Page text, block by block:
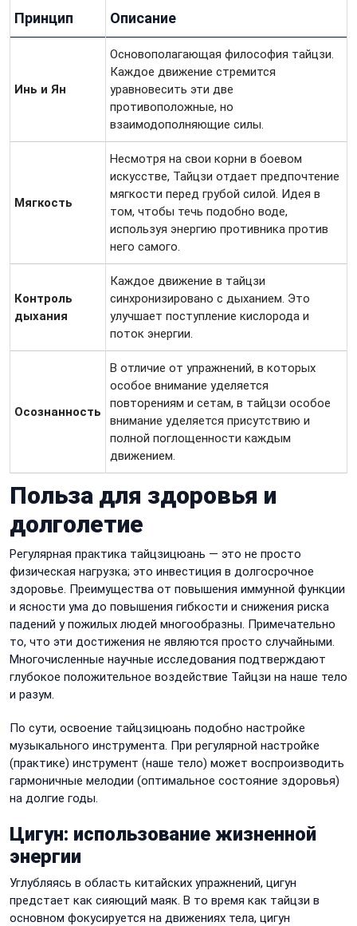
Принцип Описание
Инь и Ян
Основополагающая философия тайцзи.
Каждое движение стремится
уравновесить эти две
противоположные, но
взаимодополняющие силы.
Мягкость
Несмотря на свои корни в боевом
искусстве, Тайцзи отдает предпочтение
мягкости перед грубой силой. Идея в
том, чтобы течь подобно воде,
используя энергию противника против
него самого.
Контроль
дыхания
Каждое движение в тайцзи
синхронизировано с дыханием. Это
улучшает поступление кислорода и
поток энергии.
Осознанность
В отличие от упражнений, в которых
особое внимание уделяется
повторениям и сетам, в тайцзи особое
внимание уделяется присутствию и
полной поглощенности каждым
движением.
Польза для здоровья и
долголетие
Регулярная практика тайцзицюань — это не просто
физическая нагрузка; это инвестиция в долгосрочное
здоровье. Преимущества от повышения иммунной функции
и ясности ума до повышения гибкости и снижения риска
падений у пожилых людей многообразны. Примечательно
то, что эти достижения не являются просто случайными.
Многочисленные научные исследования подтверждают
глубокое положительное воздействие Тайцзи на наше тело
и разум.
По сути, освоение тайцзицюань подобно настройке
музыкального инструмента. При регулярной настройке
(практике) инструмент (наше тело) может воспроизводить
гармоничные мелодии (оптимальное состояние здоровья)
на долгие годы.
Цигун: использование жизненной
энергии
Углубляясь в область китайских упражнений, цигун
предстает как сияющий маяк. В то время как тайцзи в
основном фокусируется на движениях тела, цигун